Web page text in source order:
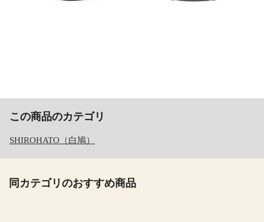
この商品のカテゴリ
SHIROHATO（白鳩）
同カテゴリのおすすめ商品